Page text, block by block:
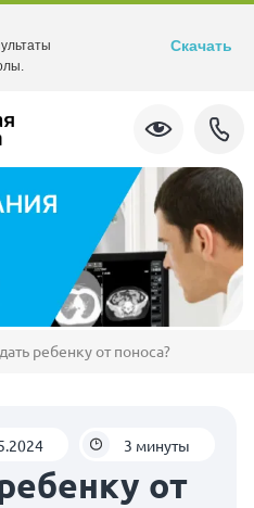
ребенку от поноса?
3 минуты
от
Скачать